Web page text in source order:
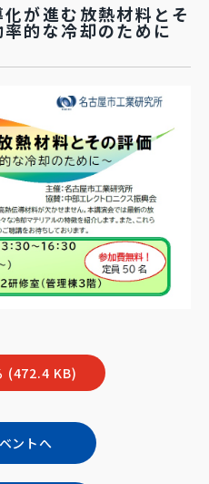
が進む放熱材料とそ
的な冷却のために
(472.4 KB)
ントへ